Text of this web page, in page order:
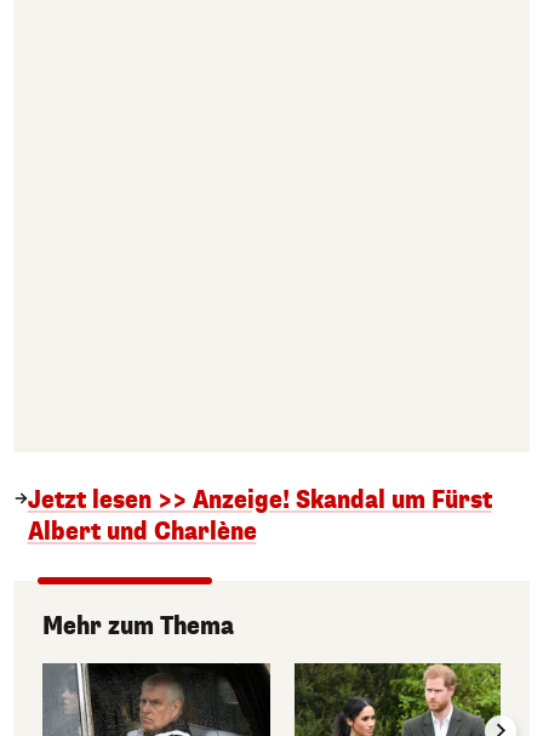
Jetzt lesen >> Anzeige! Skandal um Fürst
Albert und Charlène
Mehr zum Thema